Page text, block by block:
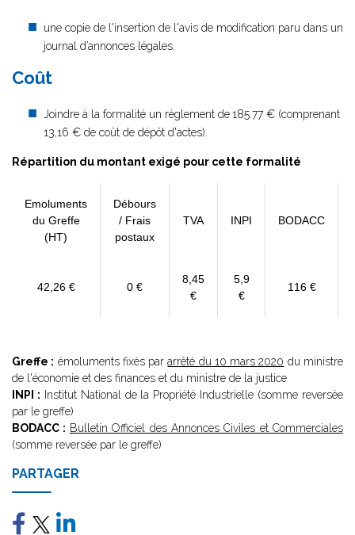
une copie de l'insertion de l'avis de modification paru dans un
journal d’annonces légales.
Coût
Joindre à la formalité un règlement de185.77 € (comprenant
13,16 € de coût de dépôt d'actes).
Répartition du montant exigé pour cette formalité
Emoluments
du Greffe
(HT)
Débours
/ Frais
postaux
TVA INPI BODACC
42,26 € 0 €
8,45
€
5,9
€
116 €
Greffe : émoluments fixés pararrêté du 10 mars 2020 du ministre
de l'économie et des finances et du ministre de la justice
INPI : Institut National de la Propriété Industrielle (somme reversée
par le greffe)
BODACC : Bulletin Officiel des Annonces Civiles et Commerciales
(somme reversée par le greffe)
PARTAGER